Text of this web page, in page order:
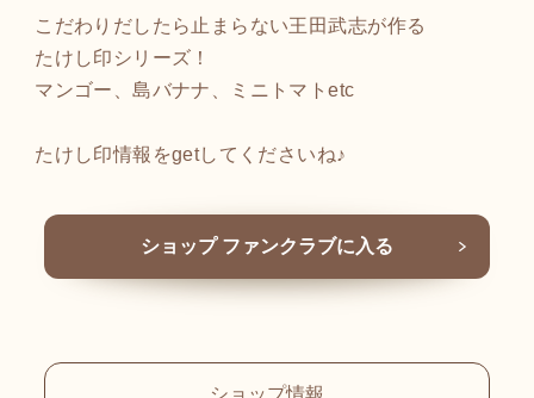
こだわりだしたら止まらない王田武志が作る
たけし印シリーズ！
マンゴー、島バナナ、ミニトマトetc
たけし印情報をgetしてくださいね♪
ショップ ファンクラブに入る
ショップ情報